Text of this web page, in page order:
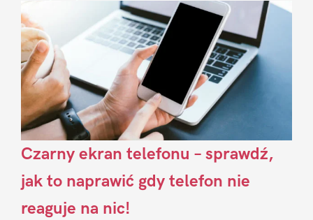
Czarny ekran telefonu – sprawdź,
jak to naprawić gdy telefon nie
reaguje na nic!